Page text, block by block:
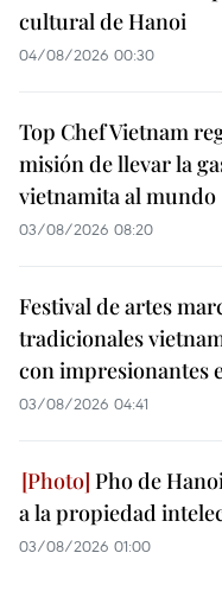
cultural de Hanoi
04/08/2026 00:30
Top Chef Vietnam
misión de llevar la
vietnamita al mundo
03/08/2026 08:20
Festival de artes
tradicionales
con impresionantes
03/08/2026 04:41
Pho de
a la propiedad
03/08/2026 01:00